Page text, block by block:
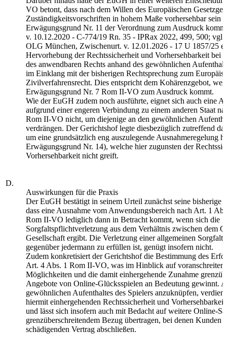
VO betont, dass nach dem Willen des Europäischen
Zuständigkeitsvorschriften in hohem Maße vorhersehbar sein
Erwägungsgrund Nr. 11 der Verordnung zum Ausdruck
v. 10.12.2020 - C-774/19 Rn. 35 - IPRax 2022, 499, 500; vgl.
OLG München, Zwischenurt. v. 12.01.2026 - 17 U 1857/25
Hervorhebung der Rechtssicherheit und Vorhersehbarkeit bei
des anwendbaren Rechts anhand des gewöhnlichen
im Einklang mit der bisherigen Rechtsprechung zum
Zivilverfahrensrecht. Dies entspricht dem Kohärenzgebot,
Erwägungsgrund Nr. 7 Rom II-VO zum Ausdruck kommt.
Wie der EuGH zudem noch ausführte, eignet sich auch eine
aufgrund einer engeren Verbindung zu einem anderen Staat
Rom II-VO nicht, um diejenige an den gewöhnlichen
verdrängen. Der Gerichtshof legte diesbezüglich zutreffend
um eine grundsätzlich eng auszulegende Ausnahmeregelung
Erwägungsgrund Nr. 14), welche hier zugunsten der
Vorhersehbarkeit nicht greift.
D.
Auswirkungen für die Praxis
Der EuGH bestätigt in seinem Urteil zunächst seine bisherige
dass eine Ausnahme vom Anwendungsbereich nach Art. 1
Rom II-VO lediglich dann in Betracht kommt, wenn sich die
Sorgfaltspflichtverletzung aus dem Verhältnis zwischen dem
Gesellschaft ergibt. Die Verletzung einer allgemeinen
gegenüber jedermann zu erfüllen ist, genügt insofern nicht.
Zudem konkretisiert der Gerichtshof die Bestimmung des
Art. 4 Abs. 1 Rom II-VO, was im Hinblick auf
Möglichkeiten und die damit einhergehende Zunahme
Angebote von Online-Glücksspielen an Bedeutung gewinnt.
gewöhnlichen Aufenthaltes des Spielers anzuknüpfen,
hiermit einhergehenden Rechtssicherheit und
und lässt sich insofern auch mit Bedacht auf weitere Online-
grenzüberschreitendem Bezug übertragen, bei denen Kunden
schädigenden Vertrag abschließen.